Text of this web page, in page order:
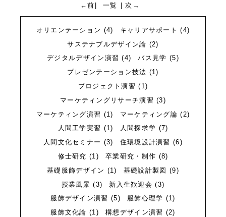
研究紹介RESEARCH
授業紹介STUDY
進路CAREER
入試EXAM
質問Q&A
←前 | 一覧 |次→
オリエンテーション (4) キャリアサポート (4)
サステナブルデザイン論 (2)
デジタルデザイン演習 (4) バス見学 (5)
プレゼンテーション技法 (1)
プロジェクト演習 (1)
マーケティングリサーチ演習 (3)
マーケティング演習 (1) マーケティング論 (2)
人間工学実習 (1) 人間探求学 (7)
人間文化セミナー (3) 住環境設計演習 (6)
修士研究 (1) 卒業研究・制作 (8)
基礎服飾デザイン (1) 基礎設計製図 (9)
授業風景 (3) 新入生歓迎会 (3)
服飾デザイン演習 (5) 服飾心理学 (1)
服飾文化論 (1) 構想デザイン演習 (2)